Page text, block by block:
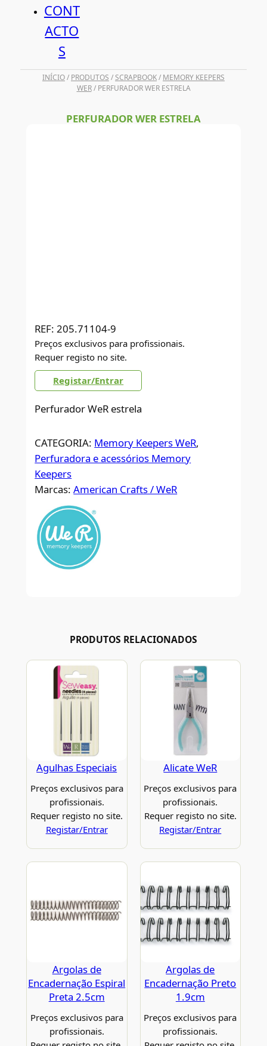
CONT
ACTO
S
INÍCIO/ PRODUTOS /SCRAPBOOK/ MEMORY KEEPERS
WER/ PERFURADOR WER ESTRELA
PERFURADOR WER ESTRELA
REF: 205.71104-9
Preços exclusivos para profissionais.
Requer registo no site.
Registar/Entrar
Perfurador WeR estrela
CATEGORIA: Memory Keepers WeR
Perfuradora e acessórios Memory
Keepers
Marcas:American Crafts / WeR
PRODUTOS RELACIONADOS
Agulhas Especiais
Preços exclusivos para
profissionais.
Requer registo no site.
Registar/Entrar
Alicate WeR
Preços exclusivos para
profissionais.
Requer registo no site.
Registar/Entrar
Argolas de
Encadernação Espiral
Preta 2.5cm
Preços exclusivos para
profissionais.
Argolas de
Encadernação Preto
1.9cm
Preços exclusivos para
profissionais.